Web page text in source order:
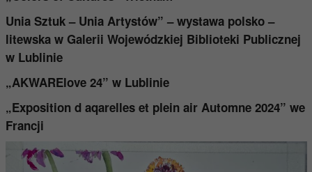
Unia Sztuk – Unia Artystów” – wystawa polsko –
litewska w Galerii Wojewódzkiej Biblioteki Publicznej
w Lublinie
„AKWARElove 24” w Lublinie
„Exposition d aqarelles et plein air Automne 2024” we
Francji